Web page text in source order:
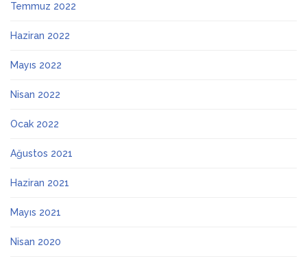
Temmuz 2022
Haziran 2022
Mayıs 2022
Nisan 2022
Ocak 2022
Ağustos 2021
Haziran 2021
Mayıs 2021
Nisan 2020